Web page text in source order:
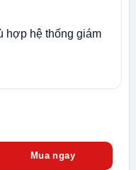
hợp hệ thống giám
LIZS2UY/SRB số lượng
Mua ngay